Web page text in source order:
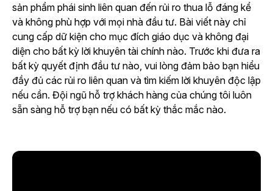
sản phẩm phái sinh liên quan đến rủi ro thua lỗ đáng kể
và không phù hợp với mọi nhà đầu tư. Bài viết này chỉ
cung cấp dữ kiện cho mục đích giáo dục và không đại
diện cho bất kỳ lời khuyên tài chính nào. Trước khi đưa ra
bất kỳ quyết định đầu tư nào, vui lòng đảm bảo bạn hiểu
đầy đủ các rủi ro liên quan và tìm kiếm lời khuyên độc lập
nếu cần. Đội ngũ hỗ trợ khách hàng của chúng tôi luôn
sẵn sàng hỗ trợ bạn nếu có bất kỳ thắc mắc nào.